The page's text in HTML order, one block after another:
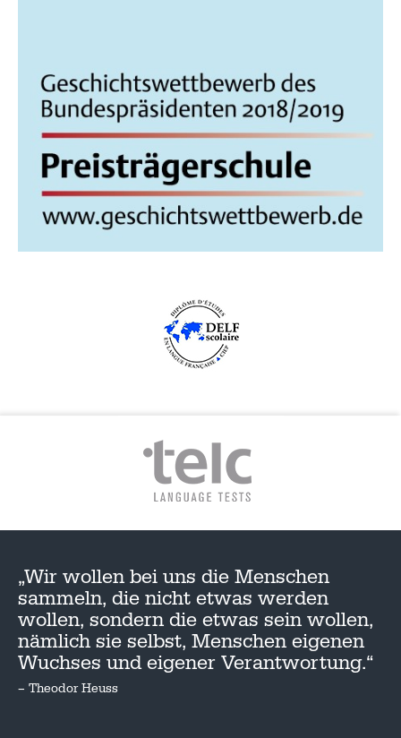
„Wir wollen bei uns die Menschen
sammeln, die nicht etwas werden
wollen, sondern die etwas sein wollen,
nämlich sie selbst, Menschen eigenen
Wuchses und eigener Verantwortung.“
– Theodor Heuss